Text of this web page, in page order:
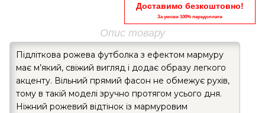
Доставимо безкоштовно!
За умови 100% передоплати
Опис товару
Підліткова рожева футболка з ефектом мармуру
має м’який, свіжий вигляд і додає образу легкого
акценту. Вільний прямий фасон не обмежує рухів,
тому в такій моделі зручно протягом усього дня.
Ніжний рожевий відтінок із мармуровим